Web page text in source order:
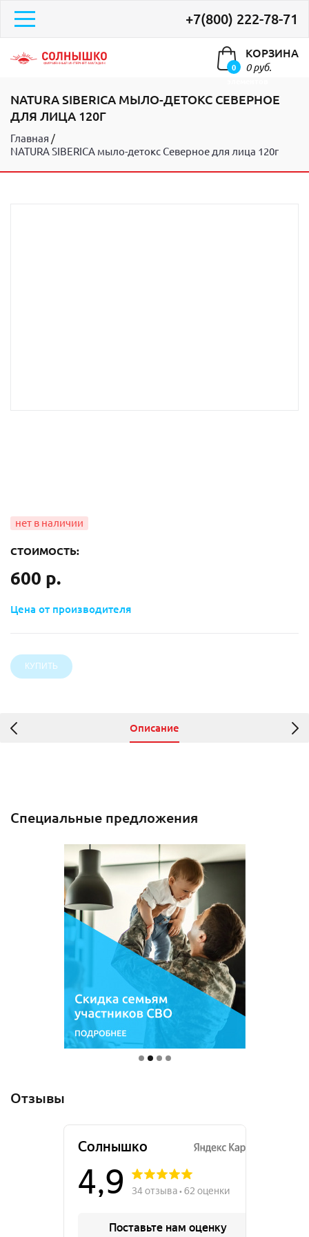
+7(800) 222-78-71
0
КОРЗИНА
0 руб.
NATURA SIBERICA МЫЛО-ДЕТОКС СЕВЕРНОЕ
ДЛЯ ЛИЦА 120Г
Главная
NATURA SIBERICA мыло-детокс Северное для лица 120г
СТОИМОСТЬ:
600 р.
Цена от производителя
Описание
Специальные предложения
Отзывы